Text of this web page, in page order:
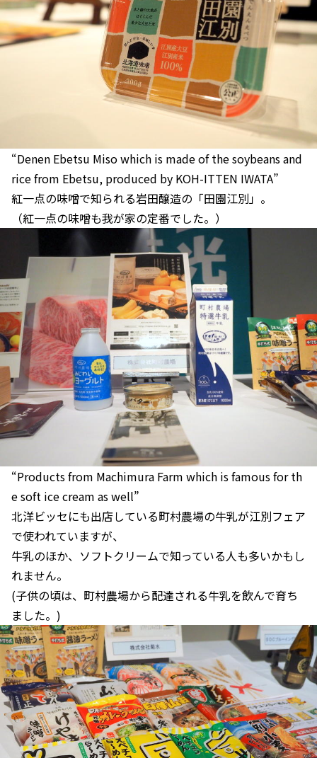
“Denen Ebetsu Miso which is made of the soybeans and
rice from Ebetsu, produced by KOH-ITTEN IWATA”
紅一点の味噌で知られる岩田醸造の「田園江別」。
（紅一点の味噌も我が家の定番でした。）
“Products from Machimura Farm which is famous for th
e soft ice cream as well”
北洋ビッセにも出店している町村農場の牛乳が江別フェア
で使われていますが、
牛乳のほか、ソフトクリームで知っている人も多いかもし
れません。
(子供の頃は、町村農場から配達される牛乳を飲んで育ち
ました。)